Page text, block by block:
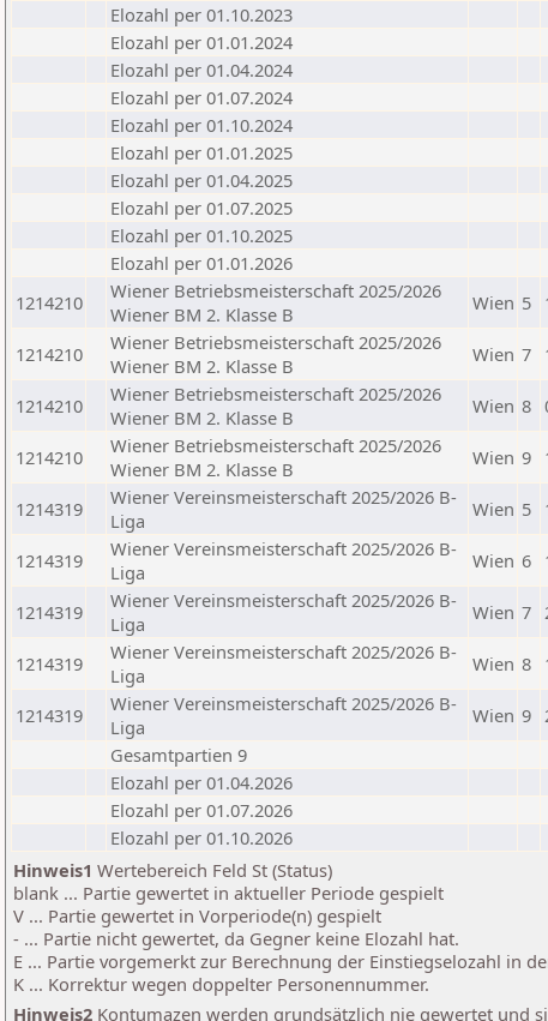
Elozahl per 01.10.2023
Elozahl per 01.01.2024
Elozahl per 01.04.2024
Elozahl per 01.07.2024
Elozahl per 01.10.2024
Elozahl per 01.01.2025
Elozahl per 01.04.2025
Elozahl per 01.07.2025
Elozahl per 01.10.2025
Elozahl per 01.01.2026
1214210
Wiener Betriebsmeisterschaft 2025/2026
Wiener BM 2. Klasse B
Wien 5
1214210
Wiener Betriebsmeisterschaft 2025/2026
Wiener BM 2. Klasse B
Wien 7
1214210
Wiener Betriebsmeisterschaft 2025/2026
Wiener BM 2. Klasse B
Wien 8
1214210
Wiener Betriebsmeisterschaft 2025/2026
Wiener BM 2. Klasse B
Wien 9
1214319
Wiener Vereinsmeisterschaft 2025/2026 B-
Liga
Wien 5
1214319
Wiener Vereinsmeisterschaft 2025/2026 B-
Liga
Wien 6
1214319
Wiener Vereinsmeisterschaft 2025/2026 B-
Liga
Wien 7
1214319
Wiener Vereinsmeisterschaft 2025/2026 B-
Liga
Wien 8
1214319
Wiener Vereinsmeisterschaft 2025/2026 B-
Liga
Wien 9
Gesamtpartien 9
Elozahl per 01.04.2026
Elozahl per 01.07.2026
Elozahl per 01.10.2026
Hinweis1 Wertebereich Feld St (Status)
blank ... Partie gewertet in aktueller Periode gespielt
V ... Partie gewertet in Vorperiode(n) gespielt
- ... Partie nicht gewertet, da Gegner keine Elozahl hat.
E ... Partie vorgemerkt zur Berechnung der Einstiegselozahl in
K ... Korrektur wegen doppelter Personennummer.
Hinweis2 Kontumazen werden grundsätzlich nie gewertet und